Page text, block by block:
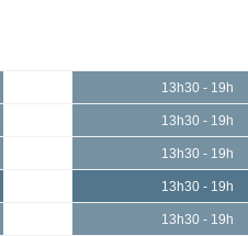
13h30 - 19h
13h30 - 19h
13h30 - 19h
13h30 - 19h
13h30 - 19h